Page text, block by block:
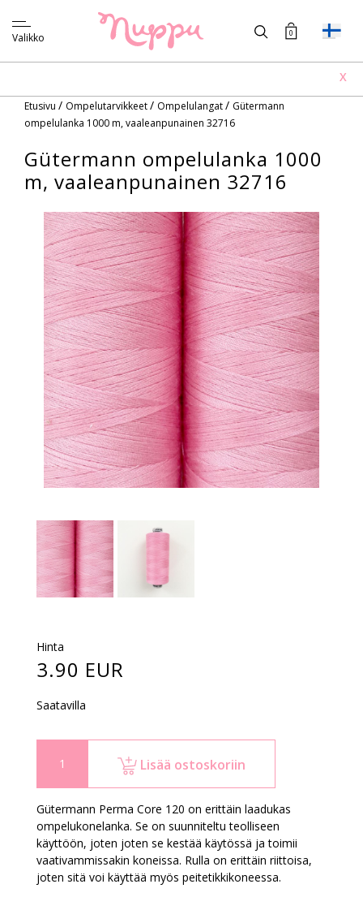
Valikko 0
X
Etusivu / Ompelutarvikkeet/ Ompelulangat/ Gütermann
ompelulanka 1000 m, vaaleanpunainen 32716
Gütermann ompelulanka 1000
m, vaaleanpunainen 32716
Hinta
3.90 EUR
Saatavilla
Lisää ostoskoriin
Gütermann Perma Core 120 on erittäin laadukas
ompelukonelanka. Se on suunniteltu teolliseen
käyttöön, joten joten se kestää käytössä ja toimii
vaativammissakin koneissa. Rulla on erittäin riittoisa,
joten sitä voi käyttää myös peitetikkikoneessa.